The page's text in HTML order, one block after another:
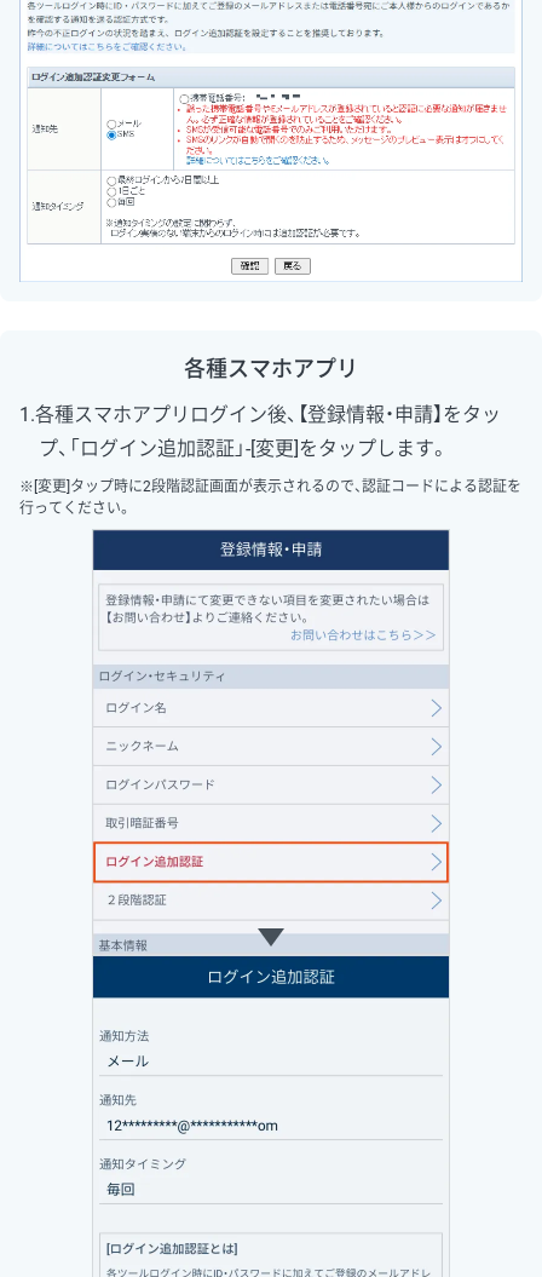
各種スマホアプリ
1.各種スマホアプリログイン後、【登録情報・申請】をタッ
プ、「ログイン追加認証」-[変更]をタップします。
※[変更]タップ時に2段階認証画面が表示されるので、認証コードによる認証を
行ってください。